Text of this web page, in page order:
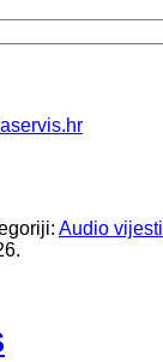
Audio vijesti